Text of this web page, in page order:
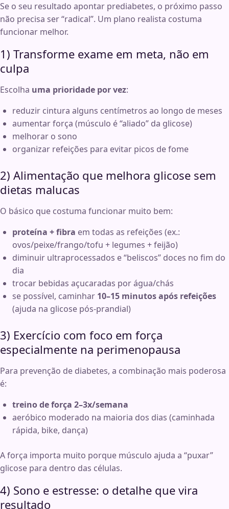
Se o seu resultado apontar prediabetes, o próximo passo
não precisa ser “radical”. Um plano realista costuma
funcionar melhor.
1) Transforme exame em meta, não em
culpa
Escolha uma prioridade por vez:
reduzir cintura alguns centímetros ao longo de meses
aumentar força (músculo é “aliado” da glicose)
melhorar o sono
organizar refeições para evitar picos de fome
2) Alimentação que melhora glicose sem
dietas malucas
O básico que costuma funcionar muito bem:
proteína + fibra em todas as refeições (ex.:
ovos/peixe/frango/tofu + legumes + feijão)
diminuir ultraprocessados e “beliscos” doces no fim do
dia
trocar bebidas açucaradas por água/chás
se possível, caminhar 10–15 minutos após refeições
(ajuda na glicose pós-prandial)
3) Exercício com foco em força
especialmente na perimenopausa
Para prevenção de diabetes, a combinação mais poderosa
é:
treino de força 2–3x/semana
aeróbico moderado na maioria dos dias (caminhada
rápida, bike, dança)
A força importa muito porque músculo ajuda a “puxar”
glicose para dentro das células.
4) Sono e estresse: o detalhe que vira
resultado